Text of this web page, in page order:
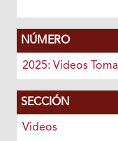
NÚMERO
2025: Videos
SECCIÓN
Videos